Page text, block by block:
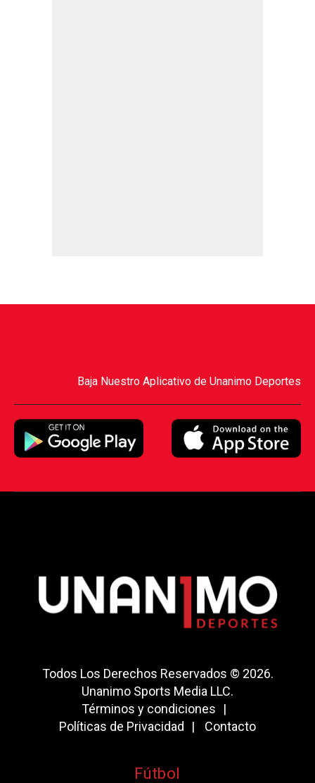
Baja Nuestro Aplicativo de Unanimo Deportes
Todos Los Derechos Reservados © 2026.
Unanimo Sports Media LLC.
Términos y condiciones
Políticas de Privacidad
Contacto
Fútbol